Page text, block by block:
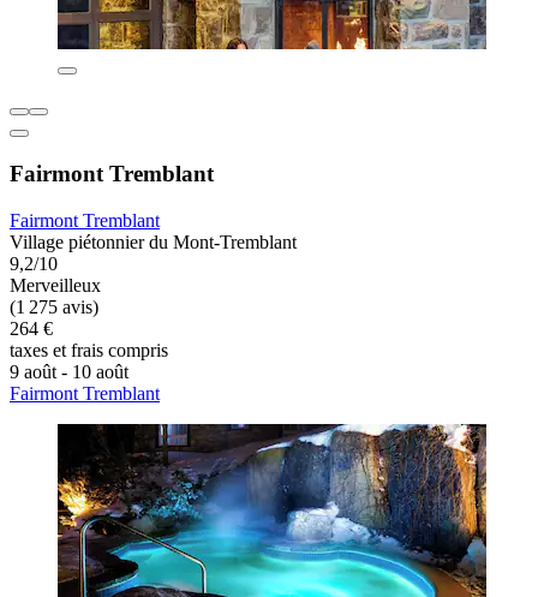
Fairmont Tremblant
Fairmont Tremblant
Village piétonnier du Mont-Tremblant
9,2/10
Merveilleux
(1 275 avis)
264 €
taxes et frais compris
9 août - 10 août
Fairmont Tremblant